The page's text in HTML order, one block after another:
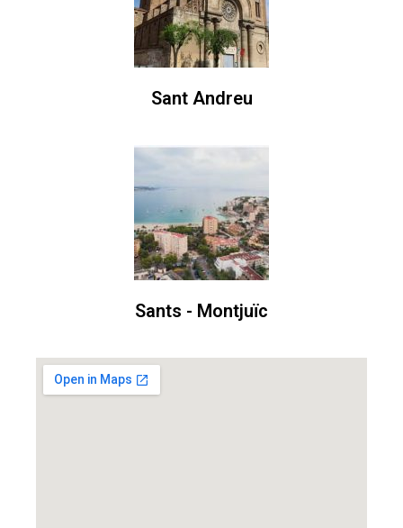
Sant Andreu
Sants - Montjuïc